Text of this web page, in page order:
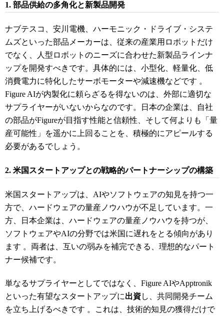
1. 部品供給の多角化と新製品開発
ナブテスコ、安川電機、ハーモニック・ドライブ・システ
ムズといった部品メーカーは、従来の産業用ロボットだけ
でなく、人型ロボットのニーズに合わせた新製品ラインナ
ップを開発すべきです。具体的には、小型化、軽量化、低
消費電力に特化したサーボモーターや減速機などです 。
Figure AIが内製化に頼らざるを得ないのは、外部に適切な
サプライヤーがいないからなのです。日本の企業は、自社
の部品がFigureが目指す性能と信頼性、そして何よりも「量
産可能性」を遥かに上回ることを、積極的にアピールする
必要があるでしょう。
2. 米国スタートアップとの戦略的パートナーシップの構築
米国スタートアップは、AIやソフトウェアの知見を持つ一
方で、ハードウェアの量産ノウハウが不足しています。一
方、日本企業は、ハードウェアの量産ノウハウを持つが、
ソフトウェアやAIの分野では米国に遅れをとる傾向があり
ます 。両者は、互いの弱みを補完できる、理想的なパート
ナー候補です。
単なるサプライヤーとしてではなく、Figure AIやApptronik
といった有望なスタートアップに出資し、共同開発チーム
を立ち上げるべきです 。これは、技術的知見の獲得だけで